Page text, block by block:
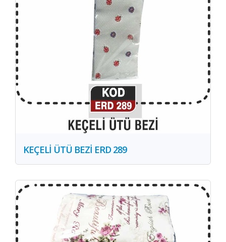
KEÇELİ ÜTÜ BEZİ ERD 289